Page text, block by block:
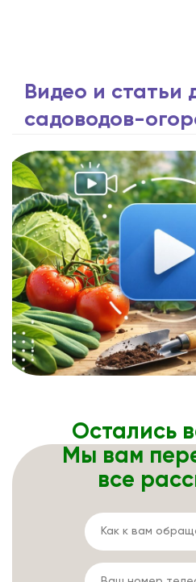
Видео и статьи
садоводов-
Остались
Мы вам
все